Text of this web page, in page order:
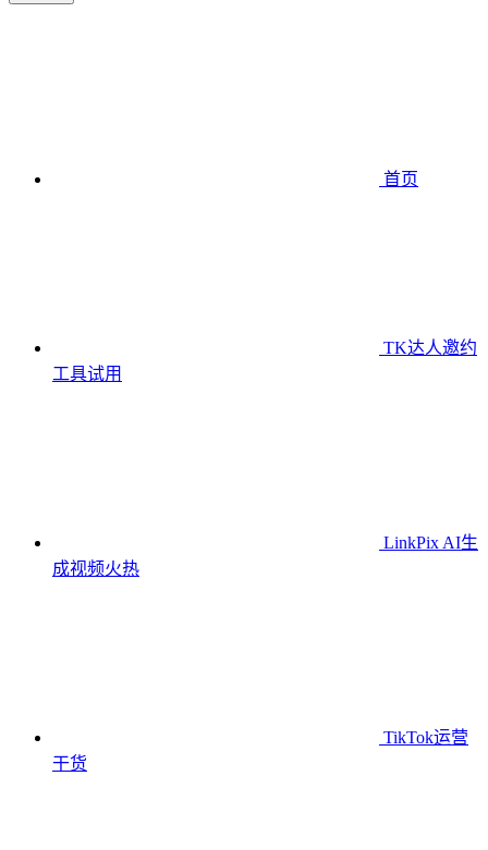
首页
TK达人邀约
工具试用
LinkPix AI生
成视频火热
TikTok运营
干货